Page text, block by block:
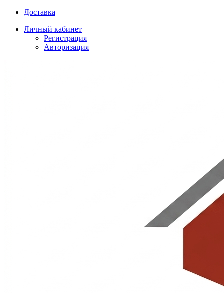
Доставка
Личный кабинет
Регистрация
Авторизация